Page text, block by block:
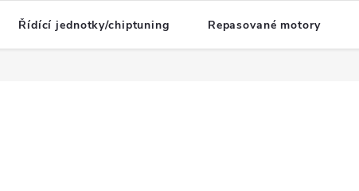
Řídící jednotky/chiptuning Repasované motory